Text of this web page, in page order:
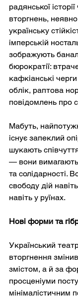
радянської
вторгнень,
українську
імперській
зображують
бюрократії:
кафкіанські
облік, раптова
повідомлень про
Мабуть,
існує запеклий
шукають
— вони вимагають
та солідарності.
свободу дій
навіть у руїнах.
Нові форми та
Український
вторгнення
змістом, а й за
просценіуми
мінімалістичним